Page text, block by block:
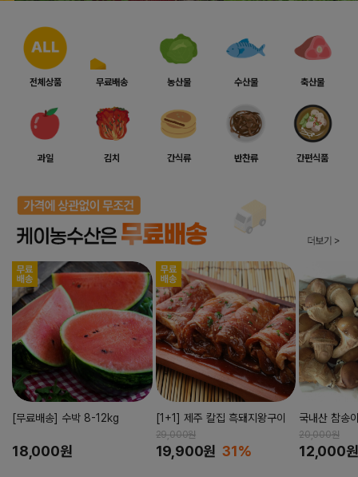
전체상품 무료배송 농산물 수산물 축산물
과일 김치 간식류 반찬류 간편식품
[무료배송] 수박 8-12kg
18,000원
[1+1] 제주 칼집 흑돼지왕구이
29,000원
19,900원 31%
국내산 참송
20,000원
12,000원